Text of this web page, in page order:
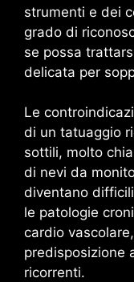
strumenti e dei
grado di
se possa
delicata per
Le
di un tatuaggio
sottili, molto
di nevi da
diventano
le patologie
cardio
predisposizione
ricorrenti.